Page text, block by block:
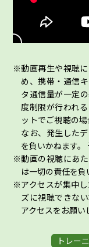
動画再生や視聴
め、携帯・通信
タ通信量が一定
度制限が行われ
ットでご視聴の
なお、発生した
を負いかねます。
動画の視聴にあ
は一切の責任を負
アクセスが集中
ズに視聴できな
アクセスをお願い
トレー